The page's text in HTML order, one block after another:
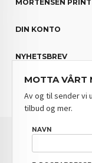
MORTENSEN
DIN KONTO
NYHETSBREV
PARTNERE
FRAKT
MOTTA VÅRT
Av og til sender vi
tilbud og mer.
NAVN